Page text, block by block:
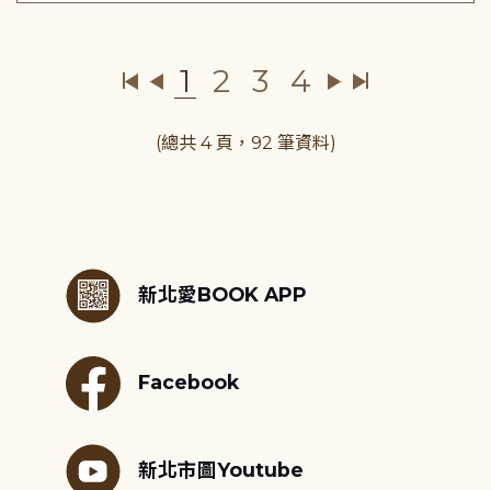
1 2 3 4
(總共 4 頁，92 筆資料)
新北愛BOOK APP
Facebook
新北市圖Youtube